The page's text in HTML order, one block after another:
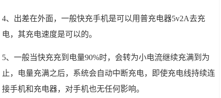
4、出差在外面，一般快充手机是可以用普充电器5v2A去充
电，其充电速度是可以的。
5、一般当快充充到电量90%时，会转为小电流继续充满到为
止，电量充满之后，系统会自动中断充电，即使充电线持续连
接手机和充电器，对手机也无任何影响。